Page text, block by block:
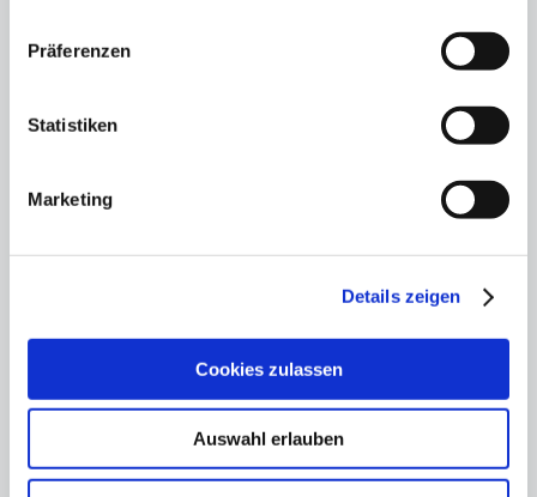
Präferenzen
Statistiken
Marketing
Details zeigen
Cookies zulassen
Auswahl erlauben
„Fundraising ist
12.11.25
Hauptstadtkulturgespräch: Private
Kulturfinanzierung – aber wie?